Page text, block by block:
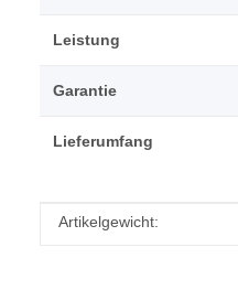
Leistung
Garantie
Lieferumfang
Produkteigenschaft
Wert
Artikelgewicht: